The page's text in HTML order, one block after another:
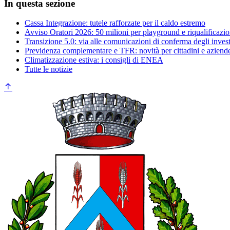
In questa sezione
Cassa Integrazione: tutele rafforzate per il caldo estremo
Avviso Oratori 2026: 50 milioni per playground e
Transizione 5.0: via alle comunicazioni di conferma degli
Previdenza complementare e TFR: novità per cittadini e
Climatizzazione estiva: i consigli di ENEA
Tutte le notizie